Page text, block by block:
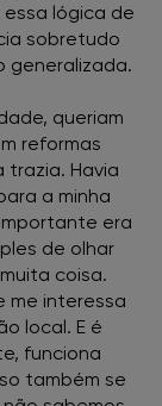
lógica de
sobretudo
generalizada.
queriam
reformas
trazia. Havia
a minha
era
de olhar
coisa.
me interessa
local. E é
funciona
também se